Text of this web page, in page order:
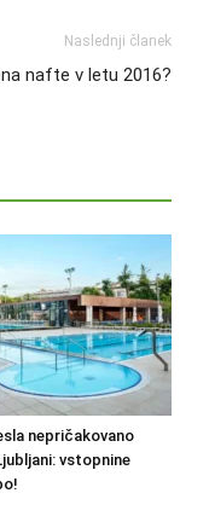
Naslednji članek
nafte v letu 2016?
nepričakovano
vstopnine